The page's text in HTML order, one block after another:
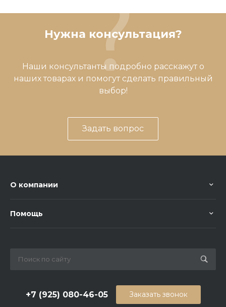
Нужна консультация?
Наши консультанты подробно расскажут о
наших товарах и помогут сделать правильный
выбор!
Задать вопрос
О компании
Помощь
+7 (925) 080-46-05 Заказать звонок